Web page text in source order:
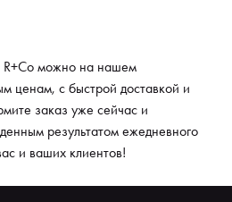
R+Co можно на нашем
ценам, с быстрой доставкой и
заказ уже сейчас и
результатом ежедневного
и ваших клиентов!